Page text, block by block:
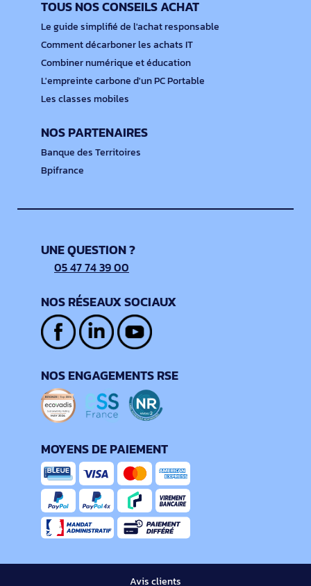
TOUS NOS CONSEILS ACHAT
Le guide simplifié de l'achat responsable
Comment décarboner les achats IT
Combiner numérique et éducation
L'empreinte carbone d'un PC Portable
Les classes mobiles
NOS PARTENAIRES
Banque des Territoires
Bpifrance
UNE QUESTION ?
05 47 74 39 00
NOS RÉSEAUX SOCIAUX
NOS ENGAGEMENTS RSE
MOYENS DE PAIEMENT
Avis clients